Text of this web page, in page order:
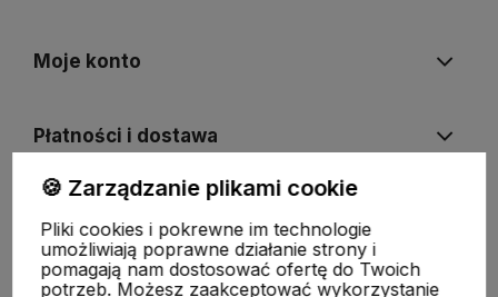
Moje konto
Płatności i dostawa
O nas
🍪 Zarządzanie plikami cookie
Pliki cookies i pokrewne im technologie
umożliwiają poprawne działanie strony i
pomagają nam dostosować ofertę do Twoich
potrzeb. Możesz zaakceptować wykorzystanie